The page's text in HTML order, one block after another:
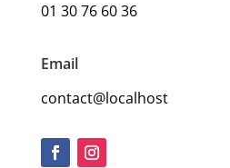
01 30 76 60 36
Email
contact@localhost